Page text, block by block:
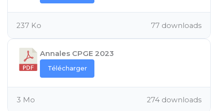
77 downloads
237 Ko
Annales CPGE 2023
Télécharger
274 downloads
3 Mo